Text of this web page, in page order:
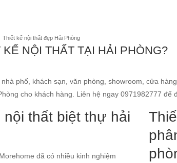
Thiết kế nội thất đẹp Hải Phòng
NỘI THẤT TẠI HẢI PHÒNG?
phố, khách sạn, văn phòng, showroom, cửa
cho khách hàng. Liên hệ ngay 0971982777 để
nội thất biệt thự hải
đã có nhiều kinh nghiệm